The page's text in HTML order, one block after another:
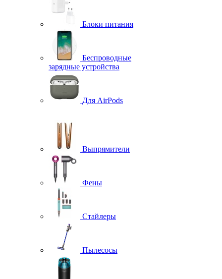
Блоки питания
Беспроводные
зарядные устройства
Для AirPods
Выпрямители
Фены
Стайлеры
Пылесосы